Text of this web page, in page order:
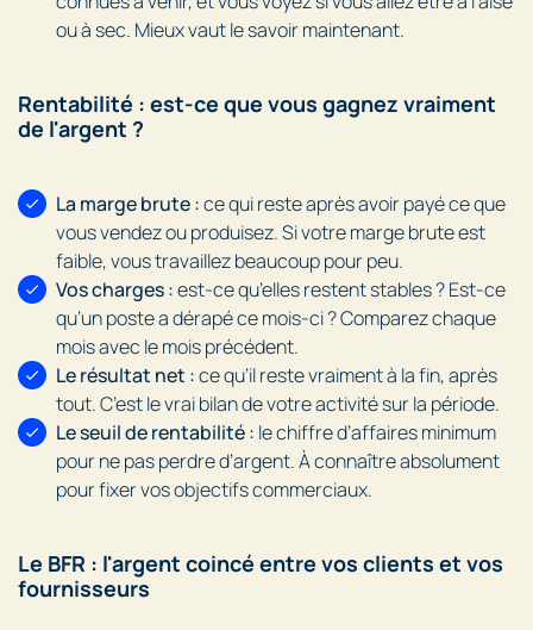
ou à sec. Mieux vaut le savoir maintenant.
Rentabilité : est-ce que vous gagnez vraiment
de l'argent ?
La marge brute :ce qui reste après avoir payé ce que
vous vendez ou produisez. Si votre marge brute est
faible, vous travaillez beaucoup pour peu.
Vos charges :est-ce qu’elles restent stables ? Est-ce
qu’un poste a dérapé ce mois-ci ? Comparez chaque
mois avec le mois précédent.
Le résultat net :ce qu’il reste vraiment à la fin, après
tout. C’est le vrai bilan de votre activité sur la période.
Le seuil de rentabilité : le chiffre d’affaires minimum
pour ne pas perdre d’argent. À connaître absolument
pour fixer vos objectifs commerciaux.
Le BFR : l'argent coincé entre vos clients et vos
fournisseurs